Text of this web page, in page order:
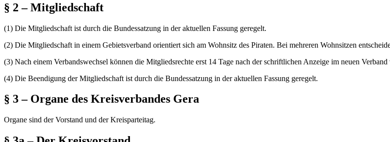
§ 2 – Mitgliedschaft
(1) Die Mitgliedschaft ist durch die Bundessatzung in der aktuellen Fassung geregelt.
(2) Die Mitgliedschaft in einem Gebietsverband orientiert sich am Wohnsitz des Piraten. Bei mehreren Wohnsitzen
(3) Nach einem Verbandswechsel können die Mitgliedsrechte erst 14 Tage nach der schriftlichen Anzeige im neuen
(4) Die Beendigung der Mitgliedschaft ist durch die Bundessatzung in der aktuellen Fassung geregelt.
§ 3 – Organe des Kreisverbandes Gera
Organe sind der Vorstand und der Kreisparteitag.